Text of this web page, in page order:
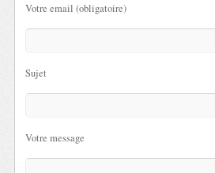
Votre email (obligatoire)
Sujet
Votre message